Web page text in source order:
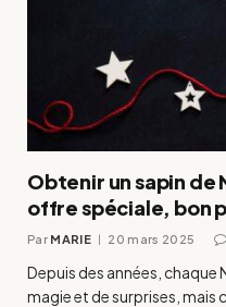
Obtenir un sapin de
offre spéciale, bon
Par MARIE 20 mars 2025
Depuis des années, chaque
magie et de surprises, mais